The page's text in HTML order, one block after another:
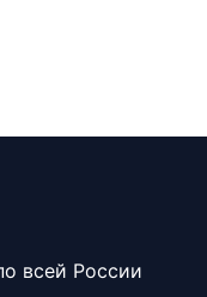
всей России